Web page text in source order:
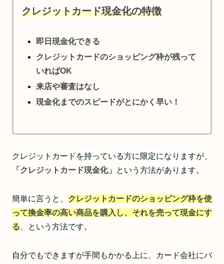
クレジットカード現金化の特徴
即日現金化できる
クレジットカードのショッピング枠が残って
いればOK
来店や審査はなし
現金化までのスピードがとにかく早い！
クレジットカードを持っている方に限定になりますが、
「クレジットカード現金化」
という方法があります。
簡単に言うと、 クレジットカードのショッピング枠を使
って換金率の高い商品を購入し、それを売って現金にす
る 、という方法です。
自分でもできますが手間もかかる上に、カード会社にバ